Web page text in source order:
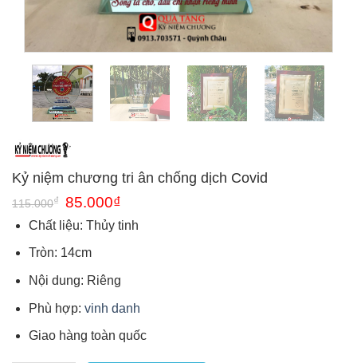
Kỷ niệm chương tri ân chống dịch Covid
115.000₫
Giá
gốc
là:
115.000₫.
85.000₫
tại
là:
Chất liệu: Thủy tinh
Tròn: 14cm
Nội dung: Riêng
Phù hợp: vinh danh
Giao hàng toàn quốc